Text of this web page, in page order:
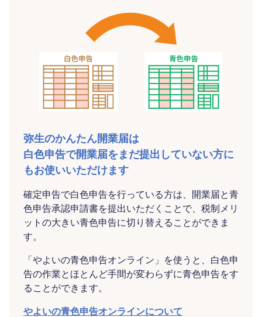
弥生のかんたん開業届は
白色申告で開業届をまだ提出していない方に
もお使いいただけます
確定申告で白色申告を行っている方は、開業届と青
色申告承認申請書を提出いただくことで、税制メリ
ットの大きい青色申告に切り替えることができま
す。
「やよいの青色申告オンライン」を使うと、白色申
告の作業とほとんど手間が変わらずに青色申告をす
ることができます。
やよいの青色申告オンラインについて